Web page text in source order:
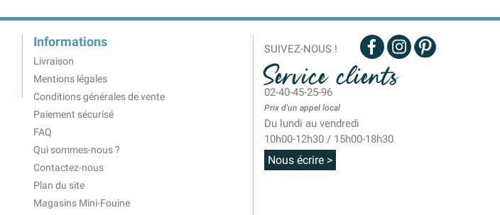
Informations
Livraison
Mentions légales
Conditions générales de vente
Paiement sécurisé
FAQ
Qui sommes-nous ?
Contactez-nous
Plan du site
Magasins Mini-Fouine
SUIVEZ-NOUS !
Service clients
02-40-45-25-96
Prix d'un appel local
Du lundi au vendredi
10h00-12h30 / 15h00-18h30
Nous écrire >